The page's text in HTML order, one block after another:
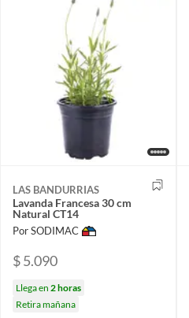
LAS BANDURRIAS
Lavanda Francesa 30 cm
Natural CT14
Por SODIMAC
$ 5.090
Llega en 2 horas
Retira mañana